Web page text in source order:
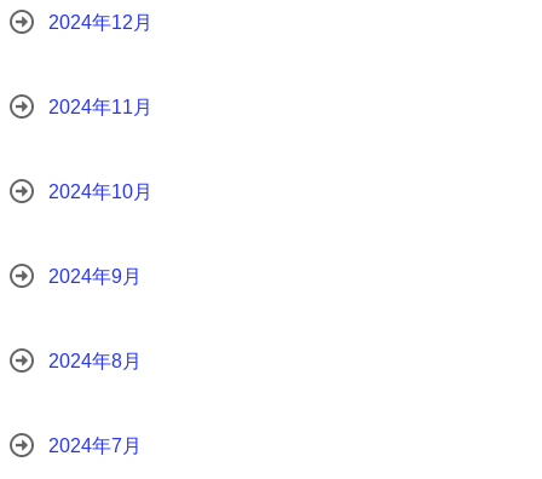
2024年12月
2024年11月
2024年10月
2024年9月
2024年8月
2024年7月